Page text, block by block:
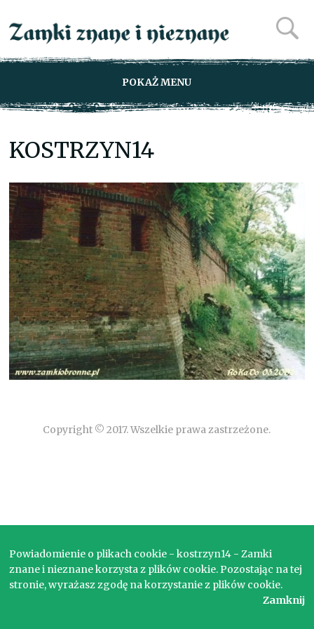
POKAŻ MENU
KOSTRZYN14
Copyright © 2017. Wszelkie prawa zastrzeżone.
Powiadomienie o plikach cookie - kostrzyn14 - Zamki
znane i nieznane korzysta z plików cookie. Pozostając na tej
stronie, wyrażasz zgodę na korzystanie z plików cookie.
Zamknij